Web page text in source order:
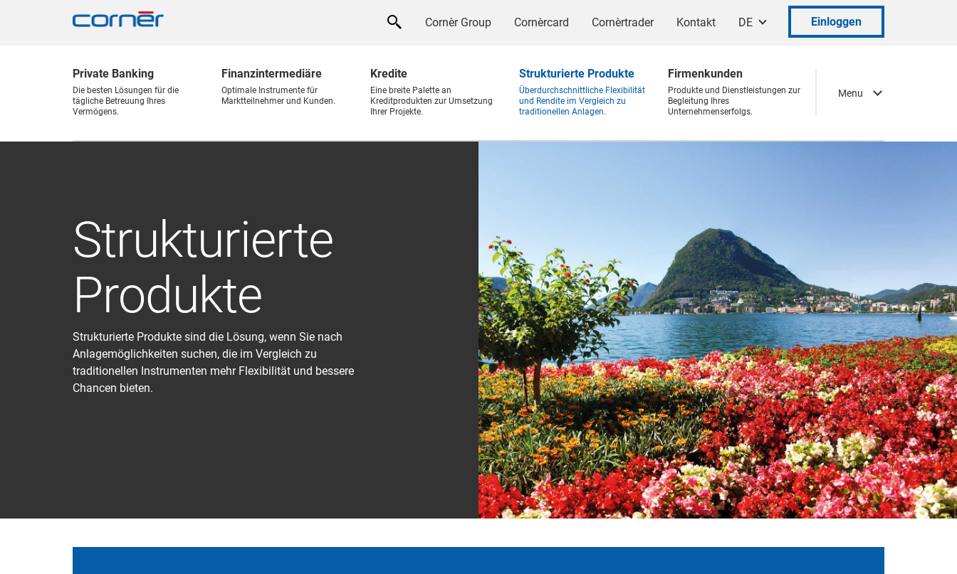
Cornèr Group Cornèrcard Cornèrtrader Kontakt DE Einloggen
Menu
Private Banking
Die besten Lösungen für die
tägliche Betreuung Ihres
Vermögens.
Finanzintermediäre
Optimale Instrumente für
Marktteilnehmer und Kunden.
Kredite
Eine breite Palette an
Kreditprodukten zur Umsetzung
Ihrer Projekte.
Strukturierte Produkte
Überdurchschnittliche Flexibilität
und Rendite im Vergleich zu
traditionellen Anlagen.
Firmenkunden
Produkte und Dienstleistungen zur
Begleitung Ihres
Unternehmenserfolgs.
Strukturierte
Produkte
Strukturierte Produkte sind die Lösung, wenn Sie nach
Anlagemöglichkeiten suchen, die im Vergleich zu
traditionellen Instrumenten mehr Flexibilität und bessere
Chancen bieten.